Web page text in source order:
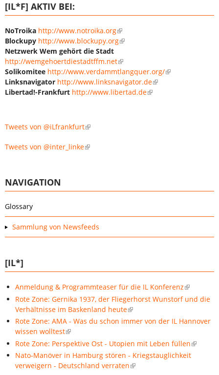
[IL*F] AKTIV BEI:
NoTroika http://www.notroika.org
Blockupy http://www.blockupy.org
Netzwerk Wem gehört die Stadt
http://wemgehoertdiestadtffm.net
Solikomitee http://www.verdammtlangquer.org/
Linksnavigator http://www.linksnavigator.de
Libertad!-Frankfurt http://www.libertad.de
Tweets von @iLfrankfurt
Tweets von @inter_linke
NAVIGATION
Glossary
Sammlung von Newsfeeds
[IL*]
Anmeldung & Programmteaser für die IL Konferenz
Rote Zone: Gernika 1937, der Fliegerhorst Wunstorf und die
Verhältnisse im Baskenland heute
Rote Zone: AMA - Was du schon immer von der IL Hannover
wissen wolltest
Rote Zone: Perspektive Ost - Utopien mit Leben füllen
Nato-Manöver in Hamburg stören - Kriegstauglichkeit
verweigern - Deutschland verraten